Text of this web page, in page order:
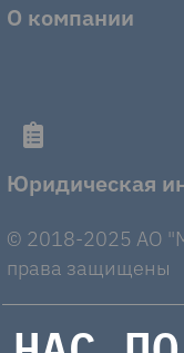
О компании
Юридическая
© 2018-2025 AO
права защищены